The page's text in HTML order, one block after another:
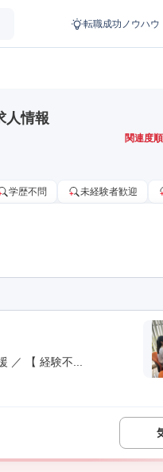
転職成功ノウハウ
人情報
関連度順
学歴不問 未経験者歓迎
／ 【 経験不...